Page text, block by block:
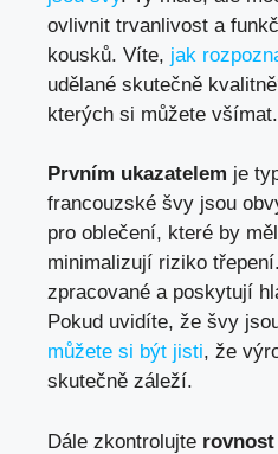
ovlivnit trvanlivost a
kousků. Víte, jak
udělané skutečně
kterých si můžete všímat.
Prvním ukazatelem je
francouzské švy jsou
pro oblečení, které by
minimalizují riziko
zpracované a poskytují
Pokud uvidíte, že švy
můžete si být jisti, že
skutečně záleží.
Dále zkontrolujte